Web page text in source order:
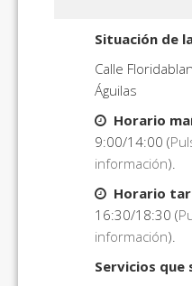
Situación de
Calle
Águilas
Horario
9:00/14:00 (
información).
Horario
16:30/18:30 (
información).
Servicios que